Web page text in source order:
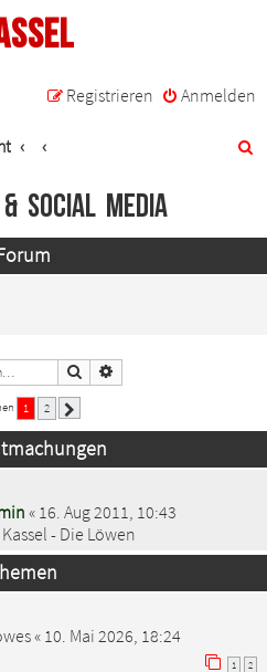
Anmelden
Registrieren
Social Media
Suche
1 2
« 16. Aug 2011, 10:43
Kassel - Die Löwen
« 10. Mai 2026, 18:24
1 2